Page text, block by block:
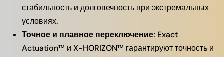
стабильность и долговечность при экстремальных
условиях.
Точное и плавное переключение: Exact
Actuation™ и X-HORIZON™ гарантируют точность и